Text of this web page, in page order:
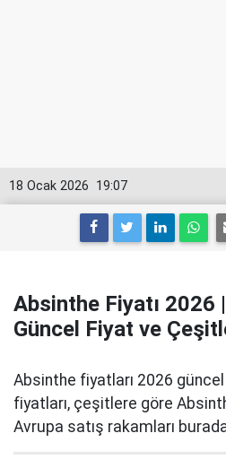
19:07
18 Ocak 2026
Absinthe Fiyatı 2026
Güncel Fiyat ve
Absinthe fiyatları 2026
fiyatları, çeşitlere göre
Avrupa satış rakamları